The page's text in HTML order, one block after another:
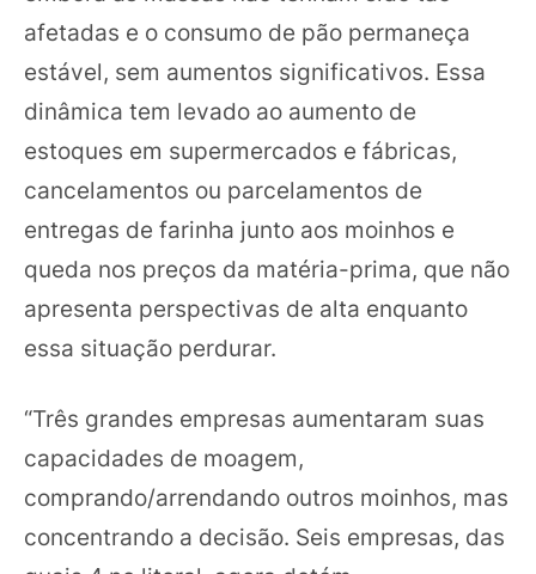
afetadas e o consumo de pão permaneça
estável, sem aumentos significativos. Essa
dinâmica tem levado ao aumento de
estoques em supermercados e fábricas,
cancelamentos ou parcelamentos de
entregas de farinha junto aos moinhos e
queda nos preços da matéria-prima, que não
apresenta perspectivas de alta enquanto
essa situação perdurar.
“Três grandes empresas aumentaram suas
capacidades de moagem,
comprando/arrendando outros moinhos, mas
concentrando a decisão. Seis empresas, das